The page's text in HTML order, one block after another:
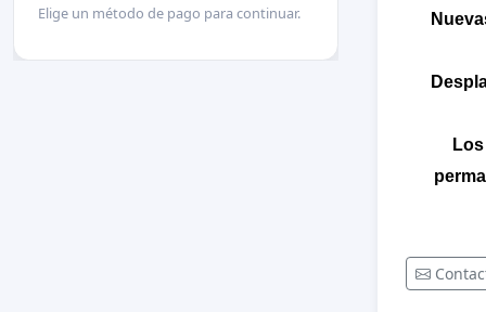
Elige un método de pago para continuar.